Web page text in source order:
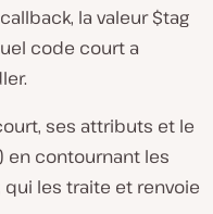
la valeur $tag
code court a
ses attributs et le
en contournant les
les traite et renvoie